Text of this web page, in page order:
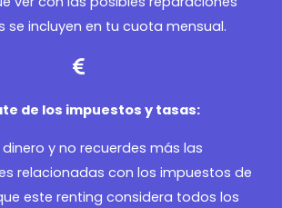
se incluyen en tu cuota mensual.
de los impuestos y tasas:
y no recuerdes más las
relacionadas con los impuestos de
este renting considera todos los